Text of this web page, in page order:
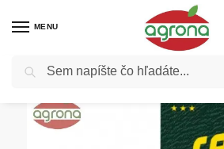
MENU
Domov Semená - osivá / Osivá kvetiny